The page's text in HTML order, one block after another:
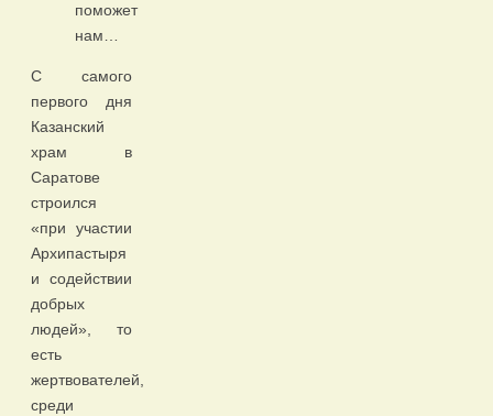
поможет
нам…
С самого
первого дня
Казанский
храм в
Саратове
строился
«при участии
Архипастыря
и содействии
добрых
людей», то
есть
жертвователей,
среди